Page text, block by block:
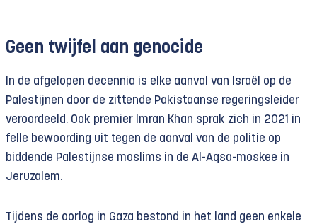
Geen twijfel aan genocide
In de afgelopen decennia is elke aanval van Israël op de
Palestijnen door de zittende Pakistaanse regeringsleider
veroordeeld. Ook premier Imran Khan sprak zich in 2021 in
felle bewoording uit tegen de aanval van de politie op
biddende Palestijnse moslims in de Al-Aqsa-moskee in
Jeruzalem.
Tijdens de oorlog in Gaza bestond in het land geen enkele